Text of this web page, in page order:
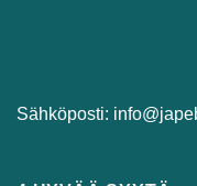
Sähköposti: